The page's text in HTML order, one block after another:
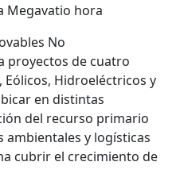
Megavatio hora
No
proyectos de cuatro
Hidroeléctricos y
en distintas
del recurso primario
ambientales y logísticas
cubrir el crecimiento de